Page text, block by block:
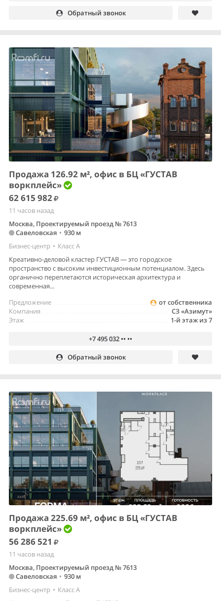
Обратный звонок
Продажа 126.92 м², офис в БЦ «ГУСТАВ
воркплейс»
62 615 982
11 часов назад
Москва, Проектируемый проезд № 7613
Савеловская • 930 м
Бизнес-центр • Класс A
Креативно-деловой кластер ГУСТАВ — это городское
пространство с высоким инвестиционным потенциалом. Здесь
органично переплетаются историческая архитектура и
современная...
от собственника
Предложение
СЗ «Азимут»
Компания
1-й этаж из 7
Этаж
+7 495 032 •• ••
Обратный звонок
Продажа 225.69 м², офис в БЦ «ГУСТАВ
воркплейс»
56 286 521
11 часов назад
Москва, Проектируемый проезд № 7613
Савеловская • 930 м
Бизнес-центр • Класс A